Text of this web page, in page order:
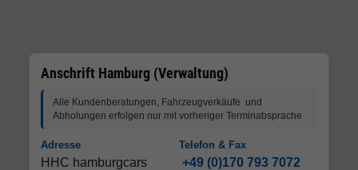
Anschrift Hamburg (Verwaltung)
Alle Kundenberatungen, Fahrzeugverkäufe und
Abholungen erfolgen nur mit vorheriger Terminabsprache
Adresse
HHC hamburgcars
Telefon & Fax
+49 (0)170 793 7072